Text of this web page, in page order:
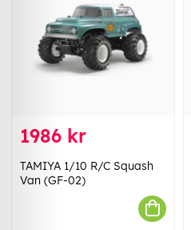
1986 kr
TAMIYA 1/10 R/C Squash
Van (GF-02)